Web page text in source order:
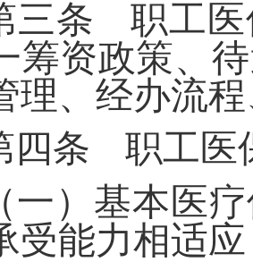
三条
职工
筹资政策、
理、经办流
四条
职工医
（一）基本医
受能力相适